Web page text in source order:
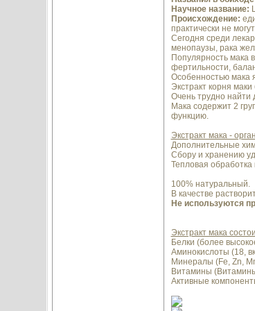
Научное название:
Происхождение:
практически не
Сегодня среди
менопаузы, рака
Популярность мака
фертильности,
Особенностью мака
Экстракт корня
Очень трудно найти
Мака содержит 2
функцию.
Экстракт мака -
Дополнительные
Сбору и хранению
Тепловая обработка
100% натуральный.
В качестве
Не используются
Экстракт мака
Белки (более
Аминокислоты (18,
Минералы (Fe, Zn,
Витамины
Активные